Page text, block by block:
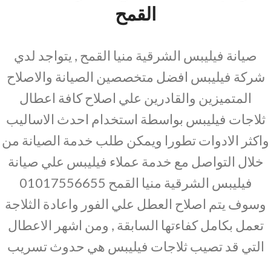
القمح
صيانة فيليبس الشرقية منيا القمح , يتواجد لدي
شركة فيليبس افضل متخصصين الصيانة والاصلاح
المتميزين والقادرين علي اصلاح كافة اعطال
ثلاجات فيليبس بواسطة استخدام احدث الاساليب
واكثر الادوات تطورا ويمكن طلب خدمة الصيانة من
خلال التواصل مع خدمة عملاء فيليبس علي صيانة
فيليبس الشرقية منيا القمح 01017556655
وسوف يتم اصلاح العطل علي الفور واعادة الثلاجة
تعمل بكامل كفاءتها السابقة , ومن اشهر الاعطال
التي قد تصيب ثلاجات فيليبس هي حدوث تسريب